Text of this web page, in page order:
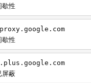
歇性
歇性
屏蔽